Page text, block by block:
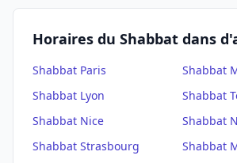
Horaires du Shabbat dans
Shabbat Paris Shabbat
Shabbat Lyon Shabbat
Shabbat Nice Shabbat
Shabbat Strasbourg Shabbat